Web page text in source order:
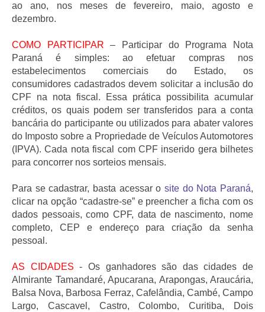
ao ano, nos meses de fevereiro, maio, agosto e
dezembro.
COMO PARTICIPAR – Participar do Programa Nota
Paraná é simples: ao efetuar compras nos
estabelecimentos comerciais do Estado, os
consumidores cadastrados devem solicitar a inclusão do
CPF na nota fiscal. Essa prática possibilita acumular
créditos, os quais podem ser transferidos para a conta
bancária do participante ou utilizados para abater valores
do Imposto sobre a Propriedade de Veículos Automotores
(IPVA). Cada nota fiscal com CPF inserido gera bilhetes
para concorrer nos sorteios mensais.
Para se cadastrar, basta acessar o site do Nota Paraná,
clicar na opção “cadastre-se” e preencher a ficha com os
dados pessoais, como CPF, data de nascimento, nome
completo, CEP e endereço para criação da senha
pessoal.
AS CIDADES- Os ganhadores são das cidades de
Almirante Tamandaré, Apucarana, Arapongas, Araucária,
Balsa Nova, Barbosa Ferraz, Cafelândia, Cambé, Campo
Largo, Cascavel, Castro, Colombo, Curitiba, Dois